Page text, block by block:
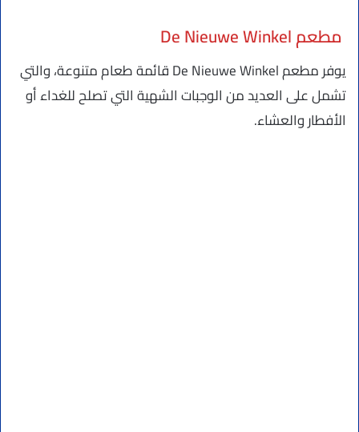
مطعم De Nieuwe Winkel
يوفر مطعم De Nieuwe Winkel قائمة طعام متنوعة، والتي
تشمل على العديد من الوجبات الشهية التي تصلح للغداء أو
الأفطار والعشاء.